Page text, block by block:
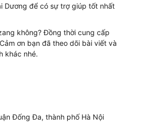
Dương để có sự trợ giúp tốt nhất
không? Đồng thời cung cấp
ơn bạn đã theo dõi bài viết và
khác nhé.
Đống Đa, thành phố Hà Nội